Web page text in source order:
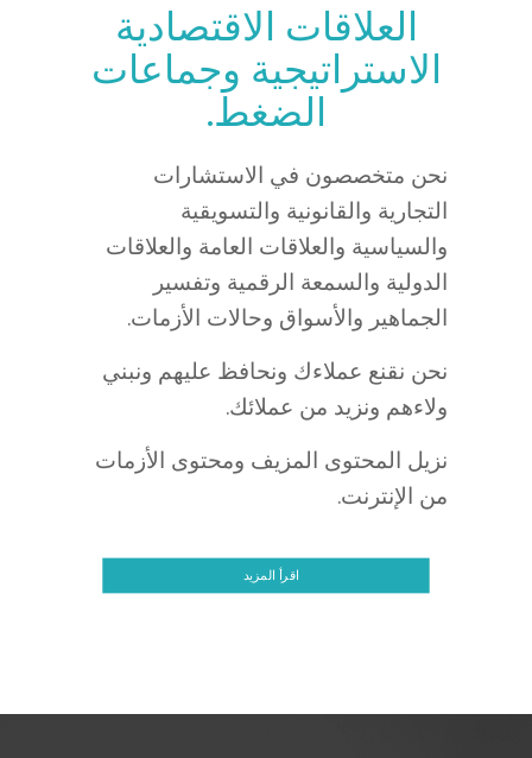
العلاقات الاقتصادية
الاستراتيجية وجماعات
الضغط.
نحن متخصصون في الاستشارات
التجارية والقانونية والتسويقية
والسياسية والعلاقات العامة والعلاقات
الدولية والسمعة الرقمية وتفسير
الجماهير والأسواق وحالات الأزمات.
نحن نقنع عملاءك ونحافظ عليهم ونبني
ولاءهم ونزيد من عملائك.
نزيل المحتوى المزيف ومحتوى الأزمات
من الإنترنت.
اقرأ المزيد